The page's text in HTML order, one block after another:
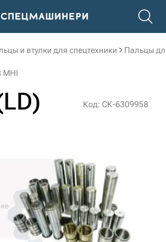
и втулки для спецтехники Пальцы
MHI
Код: СК-6309958